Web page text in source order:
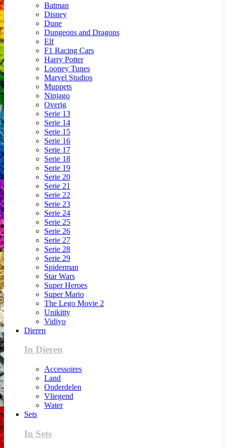
Batman
Disney
Dune
Dungeons and Dragons
Elf
F1 Racing Cars
Harry Potter
Looney Tunes
Marvel Studios
Muppets
Ninjago
Overig
Serie 13
Serie 14
Serie 15
Serie 16
Serie 17
Serie 18
Serie 19
Serie 20
Serie 21
Serie 22
Serie 23
Serie 24
Serie 25
Serie 26
Serie 27
Serie 28
Serie 29
Spiderman
Star Wars
Super Heroes
Super Mario
The Lego Movie 2
Unikitty
Vidiyo
Dieren
In Dieren
Accessoires
Land
Onderdelen
Vliegend
Water
Sets
In Sets